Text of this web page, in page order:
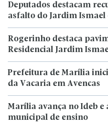
Deputados destacam
asfalto do Jardim
Rogerinho destaca
Residencial Jardim
Prefeitura de Marília
da Vacaria em Avencas
Marília avança no Ideb e
municipal de ensino